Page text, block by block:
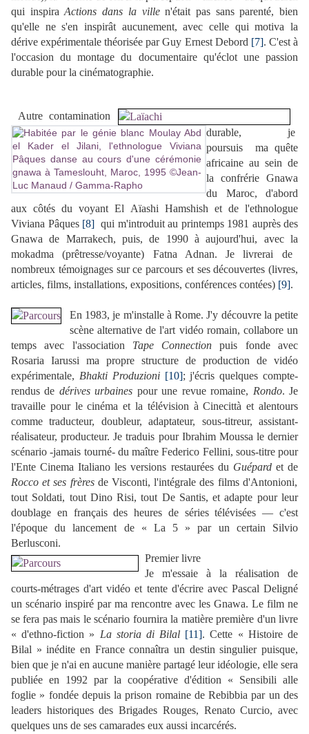
qui inspiraActions dans la villen'était pas sans parenté, bien
qu'elle ne s'en inspirât aucunement, avec celle qui motiva la
dérive expérimentale théorisée par Guy Ernest Debord [7]. C'est à
l'occasion du montage du documentaire qu'éclot une passion
durable pour la cinématographie.
Autre contamination
durable,
je
poursuis
ma quête
africaine au sein de
la confrérie Gnawa
du Maroc, d'abord
aux côtés du voyant El Aïashi Hamshish et de l'ethnologue
Viviana Pâques[8] qui m'introduit au printemps 1981 auprès des
Gnawa de Marrakech, puis, de 1990 à aujourd'hui, avec la
mokadma (prêtresse/voyante) Fatna Adnan. Je livrerai de
nombreux témoignages sur ce parcours et ses découvertes (livres,
articles, films, installations, expositions, conférences contées) [9].
En 1983, je m'installe à Rome. J'y découvre la petite
scène alternative de l'art vidéo romain, collabore un
temps avec l'association Tape Connection puis fonde avec
Rosaria Iarussi ma propre structure de production de vidéo
expérimentale, Bhakti Produzioni [10]; j'écris quelques compte-
rendus de dérives urbaines pour une revue romaine, Rondo. Je
travaille pour le cinéma et la télévision à Cinecittà et alentours
comme traducteur, doubleur, adaptateur, sous-titreur, assistant-
réalisateur, producteur. Je traduis pour Ibrahim Moussa le dernier
scénario -jamais tourné- du maître Federico Fellini, sous-titre pour
l'Ente Cinema Italiano les versions restaurées du Guépard et de
Rocco et ses frèresde Visconti, l'intégrale des films d'Antonioni,
tout Soldati, tout Dino Risi, tout De Santis, et adapte pour leur
doublage en français des heures de séries télévisées — c'est
l'époque du lancement de « La 5 » par un certain Silvio
Berlusconi.
Premier livre
Je m'essaie à la réalisation de
courts-métrages d'art vidéo et tente d'écrire avec Pascal Deligné
un scénario inspiré par ma rencontre avec les Gnawa. Le film ne
se fera pas mais le scénario fournira la matière première d'un livre
« d'ethno-fiction » La storia di Bilal [11]. Cette « Histoire de
Bilal » inédite en France connaîtra un destin singulier puisque,
bien que je n'ai en aucune manière partagé leur idéologie, elle sera
publiée en 1992 par la coopérative d'édition « Sensibili alle
foglie » fondée depuis la prison romaine de Rebibbia par un des
leaders historiques des Brigades Rouges, Renato Curcio, avec
quelques uns de ses camarades eux aussi incarcérés.